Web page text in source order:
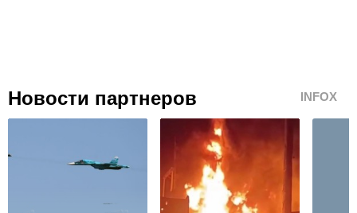
Новости партнеров INFOX